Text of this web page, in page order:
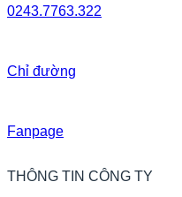
0243.7763.322
Chỉ đường
Fanpage
THÔNG TIN CÔNG TY